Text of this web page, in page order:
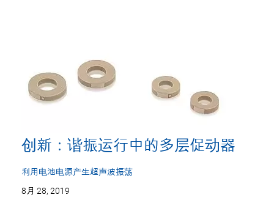
创新：谐振运行中的多层促动器
利用电池电源产生超声波振荡
8月 28, 2019